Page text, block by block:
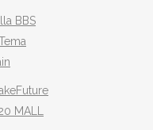
BBS
MALL